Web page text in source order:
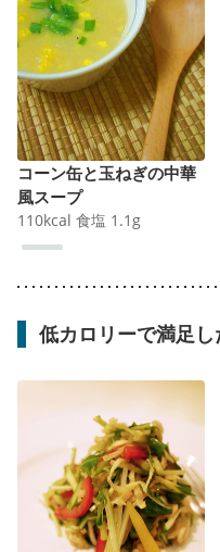
コーン缶と玉ねぎの中華
風スープ
110kcal 食塩 1.1 g
低カロリーで満足し